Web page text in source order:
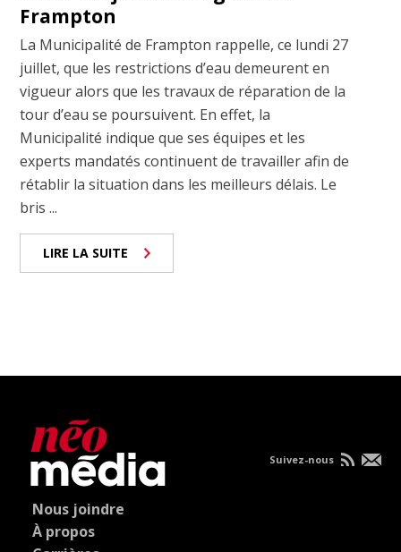
Frampton
La Municipalité de Frampton rappelle, ce lundi 27
juillet, que les restrictions d’eau demeurent en
vigueur alors que les travaux de réparation de la
tour d’eau se poursuivent. En effet, la
Municipalité indique que ses équipes et les
experts mandatés continuent de travailler afin de
rétablir la situation dans les meilleurs délais. Le
bris ...
LIRE LA SUITE
Nous joindre
À propos
Suivez-nous